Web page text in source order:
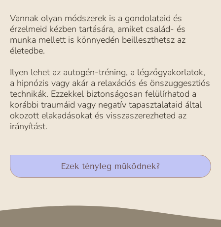
Vannak olyan módszerek is a gondolataid és
érzelmeid kézben tartására, amiket család- és
munka mellett is könnyedén beilleszthetsz az
életedbe.
Ilyen lehet az autogén-tréning, a légzőgyakorlatok,
a hipnózis vagy akár a relaxációs és önszuggesztiós
technikák. Ezzekkel biztonságosan felülírhatod a
korábbi traumáid vagy negatív tapasztalataid által
okozott elakadásokat és visszaszerezheted az
irányítást.
Ezek tényleg működnek?